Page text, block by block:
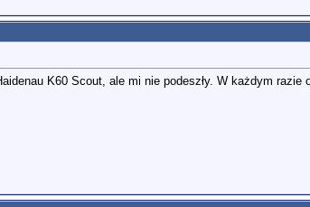
K60 Scout, ale mi nie podeszły. W każdym razie